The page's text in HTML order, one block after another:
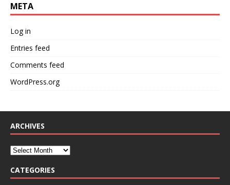
META
Log in
Entries feed
Comments feed
WordPress.org
ARCHIVES
CATEGORIES